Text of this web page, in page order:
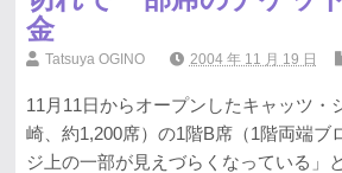
金
Tatsuya OGINO 2004 年 11 月 19 日
11月11日からオープンしたキャッツ・
崎、約1,200席）の1階B席（1階両端ブ
ジ上の一部が見えづらくなっている」